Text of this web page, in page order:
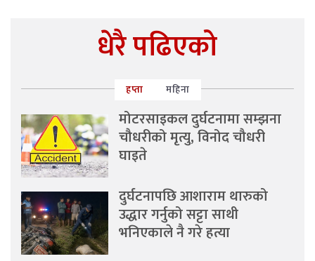
धेरै पढिएको
हप्ता महिना
मोटरसाइकल दुर्घटनामा सम्झना
चौधरीको मृत्यु, विनोद चौधरी
घाइते
दुर्घटनापछि आशाराम थारुको
उद्धार गर्नुको सट्टा साथी
भनिएकाले नै गरे हत्या